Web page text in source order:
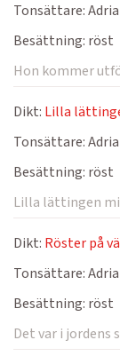
Tonsättare:
Besättning: röst
Hon kommer
Dikt: Lilla
Tonsättare:
Besättning: röst
Lilla lättingen
Dikt: Röster på
Tonsättare:
Besättning: röst
Det var i jordens